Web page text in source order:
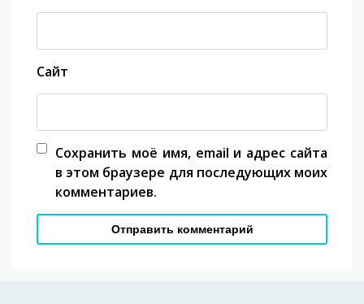
Сайт
Сохранить моё имя, email и адрес сайта
в этом браузере для последующих моих
комментариев.